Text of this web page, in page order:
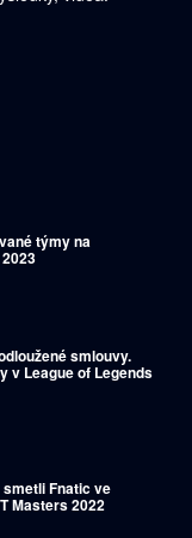
týmy na
smlouvy.
v League of Legends
Fnatic ve
Masters 2022